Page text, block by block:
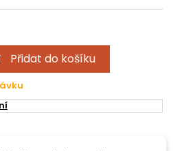
Přidat do košíku